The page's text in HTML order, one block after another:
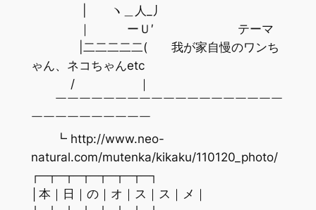
| ヽ＿人_丿
｜ ーＵ′ テーマ
|二二二二二( 我が家自慢のワンち
ゃん、ネコちゃんetc
/ ｜
￣￣￣￣￣￣￣￣￣￣￣￣￣￣￣￣￣￣￣
￣￣￣￣￣￣￣￣￣￣
┗ http://www.neo-
natural.com/mutenka/kikaku/110120_photo/
┌─┬─┬─┬─┬─┬─┬─┐
│本｜日｜の｜オ｜ス｜ス｜メ｜